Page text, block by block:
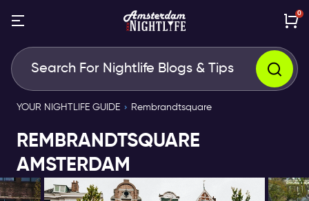
0
YOUR NIGHTLIFE GUIDE Rembrandtsquare
REMBRANDTSQUARE
AMSTERDAM